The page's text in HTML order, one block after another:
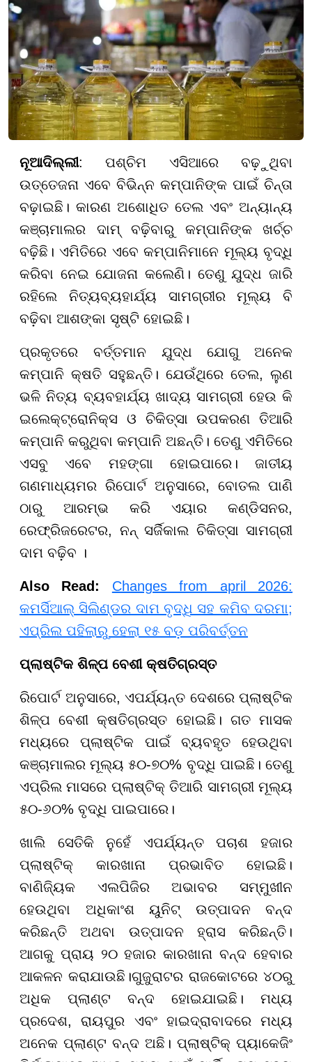
ନୂଆଦିଲ୍ଲୀ: ପଶ୍ଚିମ ଏସିଆରେ ବଢ଼ୁଥିବା
ଉତ୍ତେଜନା ଏବେ ବିଭିନ୍ନ କମ୍ପାନିଙ୍କ ପାଇଁ ଚିନ୍ତା
ବଢ଼ାଇଛି। କାରଣ ଅଶୋଧିତ ତେଲ ଏବଂ ଅନ୍ୟାନ୍ୟ
କଞ୍ଚାମାଲର ଦାମ୍ ବଢ଼ିବାରୁ କମ୍ପାନିଙ୍କ ଖର୍ଚ୍ଚ
ବଢ଼ିଛି। ଏମିତିରେ ଏବେ କମ୍ପାନିମାନେ ମୂଲ୍ୟ ବୃଦ୍ଧି
କରିବା ନେଇ ଯୋଜନା କଲେଣି। ତେଣୁ ଯୁଦ୍ଧ ଜାରି
ରହିଲେ ନିତ୍ୟବ୍ୟହାର୍ଯ୍ୟ ସାମଗ୍ରୀର ମୂଲ୍ୟ ବି
ବଢ଼ିବା ଆଶଙ୍କା ସୃଷ୍ଟି ହୋଇଛି।
ପ୍ରକୃତରେ ବର୍ତ୍ତମାନ ଯୁଦ୍ଧ ଯୋଗୁ ଅନେକ
କମ୍ପାନି କ୍ଷତି ସହୁଛନ୍ତି। ଯେଉଁଥିରେ ତେଲ, ଲୁଣ
ଭଳି ନିତ୍ୟ ବ୍ୟବହାର୍ଯ୍ୟ ଖାଦ୍ୟ ସାମଗ୍ରୀ ହେଉ କି
ଇଲେକ୍ଟ୍ରୋନିକ୍ସ ଓ ଚିକିତ୍ସା ଉପକରଣ ତିଆରି
କମ୍ପାନି କରୁଥିବା କମ୍ପାନି ଅଛନ୍ତି। ତେଣୁ ଏମିତିରେ
ଏସବୁ ଏବେ ମହଙ୍ଗା ହୋଇପାରେ। ଜାତୀୟ
ଗଣମାଧ୍ୟମର ରିପୋର୍ଟ ଅନୁସାରେ, ବୋତଲ ପାଣି
ଠାରୁ ଆରମ୍ଭ କରି ଏୟାର କଣ୍ଡିସନର,
ରେଫ୍ରିଜରେଟର, ନନ୍‌ ସର୍ଜିକାଲ ଚିକିତ୍ସା ସାମଗ୍ରୀ
ଦାମ ବଢ଼ିବ ।
Also Read: Changes from april 2026:
କମର୍ସିଆଲ୍ ସିଲିଣ୍ଡର ଦାମ ବୃଦ୍ଧି ସହ କମିବ ଦରମା;
ଏପ୍ରିଲ ପହିଲାରୁ ହେଲା ୧୫ ବଡ଼ ପରିବର୍ତ୍ତନ
ପ୍ଲାଷ୍ଟିକ ଶିଳ୍ପ ବେଶୀ କ୍ଷତିଗ୍ରସ୍ତ
ରିପୋର୍ଟ ଅନୁସାରେ, ଏପର୍ଯ୍ୟନ୍ତ ଦେଶରେ ପ୍ଲାଷ୍ଟିକ
ଶିଳ୍ପ ବେଶୀ କ୍ଷତିଗ୍ରସ୍ତ ହୋଇଛି। ଗତ ମାସକ
ମଧ୍ୟରେ ପ୍ଲାଷ୍ଟିକ ପାଇଁ ବ୍ୟବହୃତ ହେଉଥିବା
କଞ୍ଚାମାଲର ମୂଲ୍ୟ ୫୦-୭୦% ବୃଦ୍ଧି ପାଇଛି। ତେଣୁ
ଏପ୍ରିଲ ମାସରେ ପ୍ଲାଷ୍ଟିକ୍ ତିଆରି ସାମଗ୍ରୀ ମୂଲ୍ୟ
୫୦-୬୦% ବୃଦ୍ଧି ପାଇପାରେ।
ଖାଲି ସେତିକି ନୁହେଁ ଏପର୍ଯ୍ୟନ୍ତ ପଚାଶ ହଜାର
ପ୍ଲାଷ୍ଟିକ୍ କାରଖାନା ପ୍ରଭାବିତ ହୋଇଛି।
ବାଣିଜ୍ୟିକ ଏଲପିଜିର ଅଭାବର ସମ୍ମୁଖୀନ
ହେଉଥିବା ଅଧିକାଂଶ ୟୁନିଟ୍ ଉତ୍ପାଦନ ବନ୍ଦ
କରିଛନ୍ତି ଅଥବା ଉତ୍ପାଦନ ହ୍ରାସ କରିଛନ୍ତି।
ଆଗକୁ ପ୍ରାୟ ୨୦ ହଜାର କାରଖାନା ବନ୍ଦ ହେବାର
ଆକଳନ କରାଯାଉଛି।ଗୁଜୁରାଟର ରାଜକୋଟରେ ୪୦ରୁ
ଅଧିକ ପ୍ଲାଣ୍ଟ ବନ୍ଦ ହୋଇଯାଇଛି। ମଧ୍ୟ
ପ୍ରଦେଶ, ରାୟପୁର ଏବଂ ହାଇଦ୍ରାବାଦରେ ମଧ୍ୟ
ଅନେକ ପ୍ଲାଣ୍ଟ ବନ୍ଦ ଅଛି। ପ୍ଲାଷ୍ଟିକ୍ ପ୍ୟାକେଜିଂ